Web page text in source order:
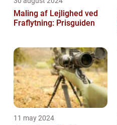
Maling af Lejlighed ved
Fraflytning: Prisguiden
11 may 2024